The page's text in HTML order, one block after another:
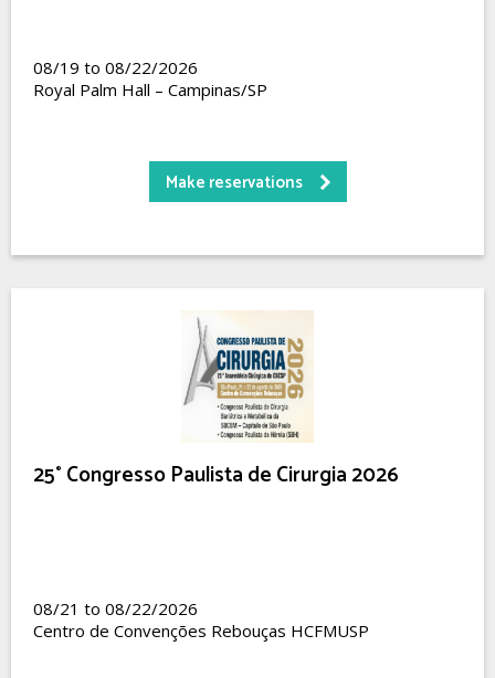
08/19 to 08/22/2026
Royal Palm Hall – Campinas/SP
Make reservations
25° Congresso Paulista de Cirurgia 2026
08/21 to 08/22/2026
Centro de Convenções Rebouças HCFMUSP